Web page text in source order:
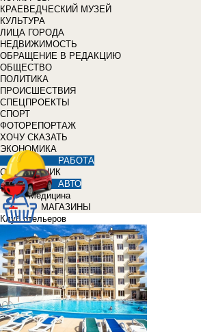
КРАЕВЕДЧЕСКИЙ МУЗЕЙ
КУЛЬТУРА
ЛИЦА ГОРОДА
НЕДВИЖИМОСТЬ
ОБРАЩЕНИЕ В РЕДАКЦИЮ
ОБЩЕСТВО
ПОЛИТИКА
ПРОИСШЕСТВИЯ
СПЕЦПРОЕКТЫ
СПОРТ
ФОТОРЕПОРТАЖ
ХОЧУ СКАЗАТЬ
ЭКОНОМИКА
РАБОТА
СПРАВОЧНИК
АВТО
Медицина
МАГАЗИНЫ
Клуб отельеров